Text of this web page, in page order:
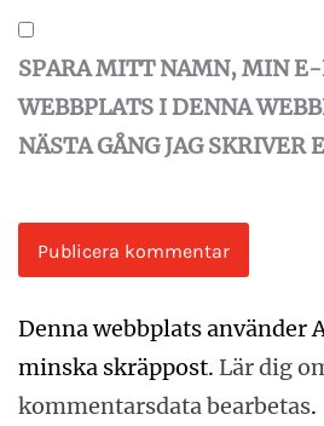
SPARA MITT NAMN, MIN E-
WEBBPLATS I DENNA
NÄSTA GÅNG JAG SKRIVER
Denna webbplats använder
minska skräppost. Lär dig
kommentarsdata bearbetas.